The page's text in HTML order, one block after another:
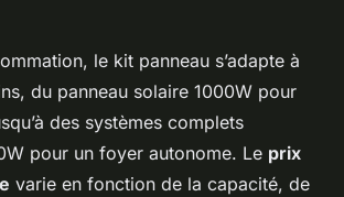
le kit panneau s’adapte à
du panneau solaire 1000W pour
des systèmes complets
pour un foyer autonome. Le prix
varie en fonction de la capacité, de